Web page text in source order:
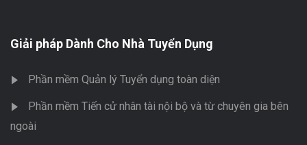
Giải pháp Dành Cho Nhà Tuyển Dụng
Phần mềm Quản lý Tuyển dụng toàn diện
Phần mềm Tiến cử nhân tài nội bộ và từ chuyên gia bên
ngoài